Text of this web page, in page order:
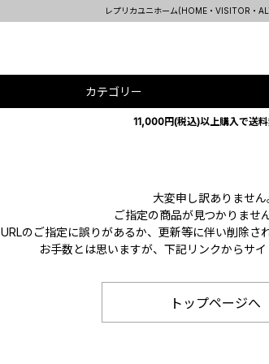
レプリカユニホーム(HOME・VISITOR・
カテゴリー
11,000円(税込)以上購入で送料
大変申し訳ありません
ご指定の商品が見つかりませ
URLのご指定に誤りがあるか、更新等に伴い削除さ
お手数とは思いますが、下記リンクからサイ
トップページへ